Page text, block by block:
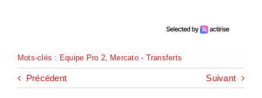
Mots-clés : Equipe Pro 2, Mercato - Transferts
Précédent Suivant